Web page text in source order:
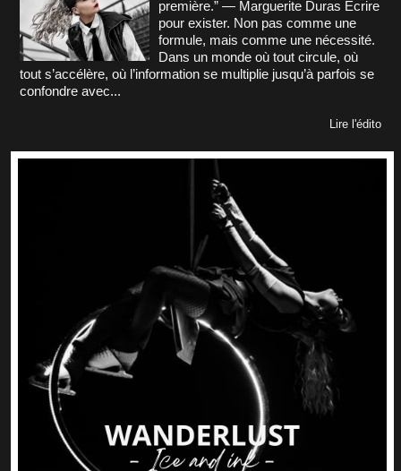
première.” — Marguerite Duras Écrire
pour exister. Non pas comme une
formule, mais comme une nécessité.
Dans un monde où tout circule, où
tout s’accélère, où l’information se multiplie jusqu’à parfois se
confondre avec...
Lire l'édito